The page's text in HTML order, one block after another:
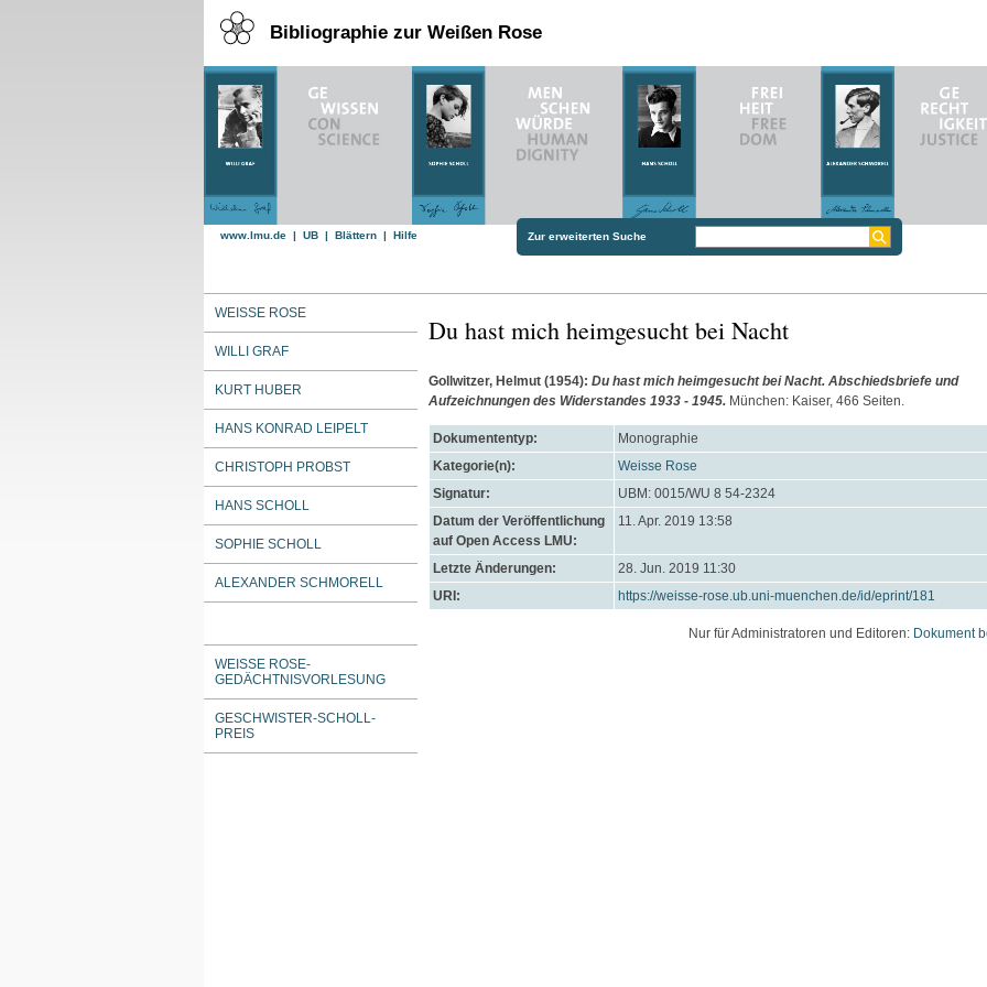
Bibliographie zur Weißen Rose
www.lmu.de| UB| Blättern| Hilfe Zur erweiterten Suche
WEISSE ROSE
WILLI GRAF
KURT HUBER
HANS KONRAD LEIPELT
CHRISTOPH PROBST
HANS SCHOLL
SOPHIE SCHOLL
ALEXANDER SCHMORELL
WEISSE ROSE-G
EDÄCHTNISVORLESUNG
GESCHWISTER-SCHOLL-
PREIS
Du hast mich heimgesucht bei Nacht
Gollwitzer, Helmut (1954): Du hast mich heimgesucht bei Nacht. Abschiedsbriefe und
Aufzeichnungen des Widerstandes 1933 - 1945. München: Kaiser, 466 Seiten.
Dokumententyp:
Monographie
Kategorie(n):
Weisse Rose
Signatur:
UBM: 0015/WU 8 54-2324
Datum der Veröffentlichung
auf Open Access LMU:
11. Apr. 2019 13:58
Letzte Änderungen:
28. Jun. 2019 11:30
URI:
https://weisse-rose.ub.uni-muenchen.de/id/eprint/181
Nur für Administratoren und Editoren: Dokument